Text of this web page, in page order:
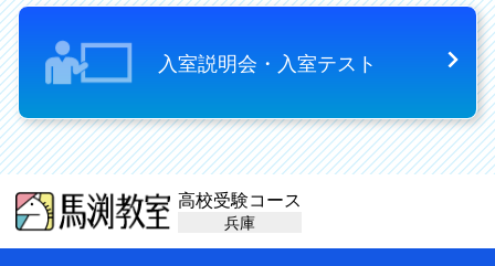
入室説明会・入室テスト
高校受験コース
兵庫